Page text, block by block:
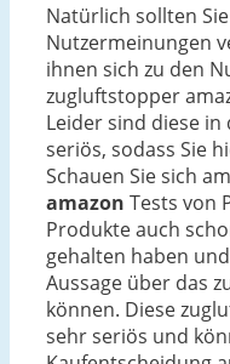
Natürlich sollten
Nutzermeinungen
ihnen sich zu den
zugluftstopper
Leider sind diese
seriös, sodass Sie
Schauen Sie sich
amazon Tests von
Produkte auch
gehalten haben
Aussage über das
können. Diese
sehr seriös und